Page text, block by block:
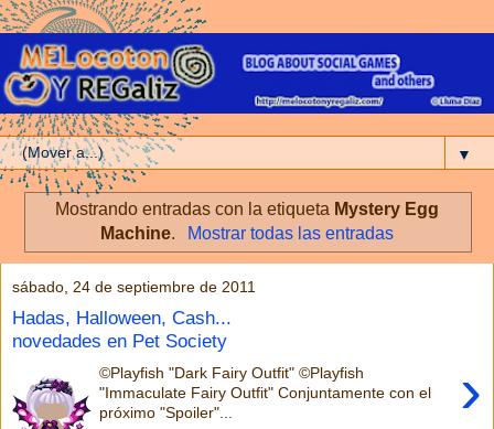
▼
Mostrando entradas con la etiqueta Mystery Egg
Machine. Mostrar todas las entradas
sábado, 24 de septiembre de 2011
Hadas, Halloween, Cash...
novedades en Pet Society
›
©Playfish "Dark Fairy Outfit" ©Playfish
"Immaculate Fairy Outfit" Conjuntamente con el
próximo "Spoiler"...